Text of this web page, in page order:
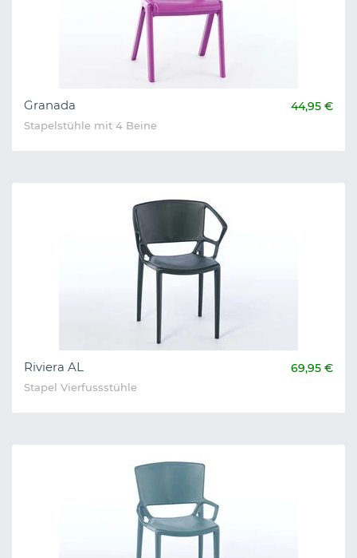
Granada 44,95 €
Stapelstühle mit 4 Beine
Riviera AL 69,95 €
Stapel Vierfussstühle